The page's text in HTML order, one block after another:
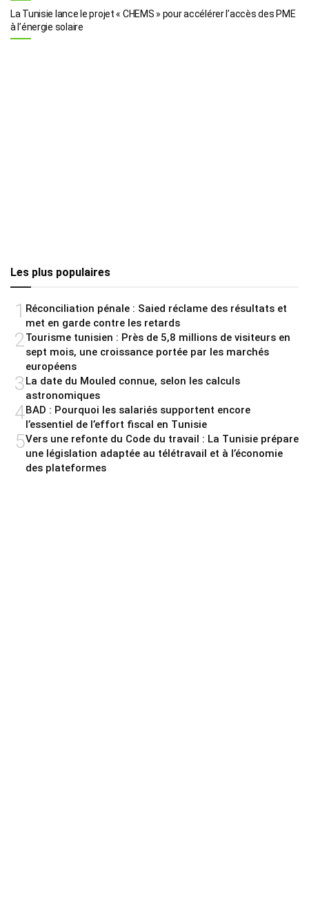
La Tunisie lance le projet « CHEMS » pour accélérer l’accès des PME
à l’énergie solaire
Les plus populaires
1 Réconciliation pénale : Saied réclame des résultats et
met en garde contre les retards
2 Tourisme tunisien : Près de 5,8 millions de visiteurs en
sept mois, une croissance portée par les marchés
européens
3La date du Mouled connue, selon les calculs
astronomiques
4BAD : Pourquoi les salariés supportent encore
l’essentiel de l’effort fiscal en Tunisie
5Vers une refonte du Code du travail : La Tunisie prépare
une législation adaptée au télétravail et à l’économie
des plateformes